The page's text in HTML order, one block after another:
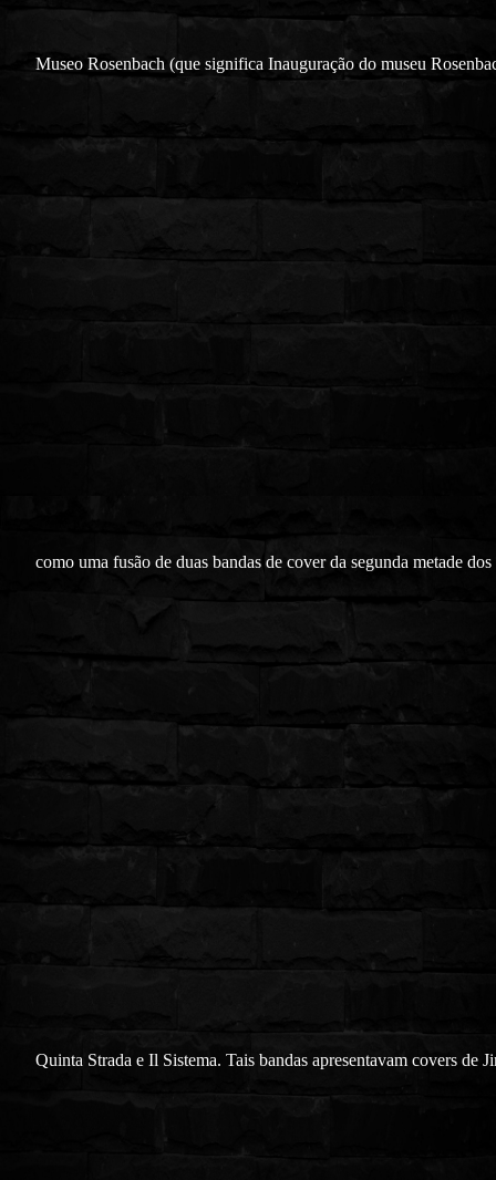
Museo Rosenbach (que significa Inauguração do museu
como uma fusão de duas bandas de cover da segunda metade
Quinta Strada e Il Sistema. Tais bandas apresentavam covers de